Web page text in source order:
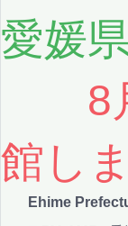
愛媛
8
館し
Ehime